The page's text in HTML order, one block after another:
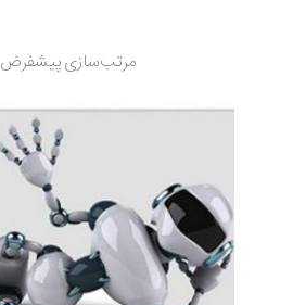
مرتب‌سازی پیشفرض